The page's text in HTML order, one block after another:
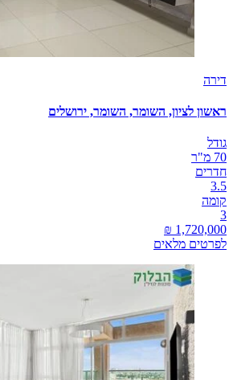
דירה
ראשון לציון, השומר, השומר, ירושלים
גודל
70 מ"ר
חדרים
3.5
קומה
3
לפרטים מלאים